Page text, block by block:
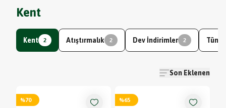
Kent
Kent 2 Atıştırmalık 2 Dev İndirimler 2 Tüm
Son Eklenen
%70 %65